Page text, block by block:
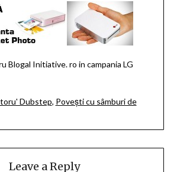
Blogal Initiative. ro in campania LG
Dubstep, Povești cu sâmburi de
Leave a Reply